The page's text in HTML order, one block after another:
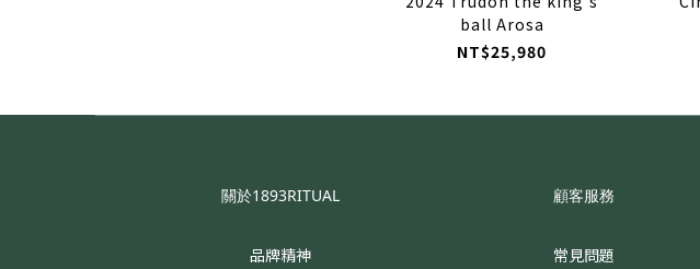
ball Arosa
NT$25,980
關於1893RITUAL
品牌精神
顧客服務
常見問題